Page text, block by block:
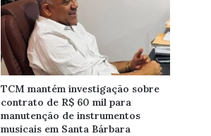
TCM mantém investigação sobre
contrato de R$ 60 mil para
manutenção de instrumentos
musicais em Santa Bárbara